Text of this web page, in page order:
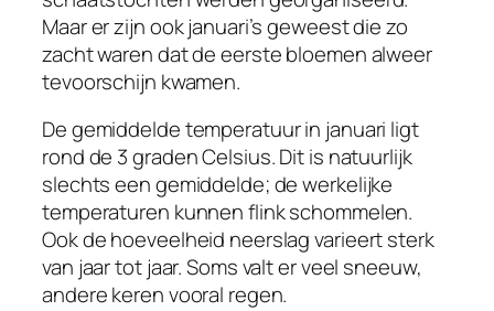
Maar er zijn ook januari’s geweest die zo
zacht waren dat de eerste bloemen alweer
tevoorschijn kwamen.
De gemiddelde temperatuur in januari ligt
rond de 3 graden Celsius. Dit is natuurlijk
slechts een gemiddelde; de werkelijke
temperaturen kunnen flink schommelen.
Ook de hoeveelheid neerslag varieert sterk
van jaar tot jaar. Soms valt er veel sneeuw,
andere keren vooral regen.